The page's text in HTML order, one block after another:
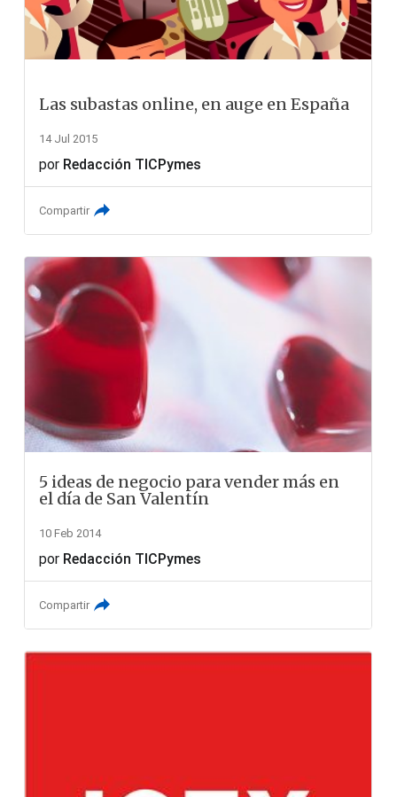
Las subastas online, en auge en España
14 Jul 2015
por Redacción TICPymes
Compartir
5 ideas de negocio para vender más en
el día de San Valentín
10 Feb 2014
por Redacción TICPymes
Compartir